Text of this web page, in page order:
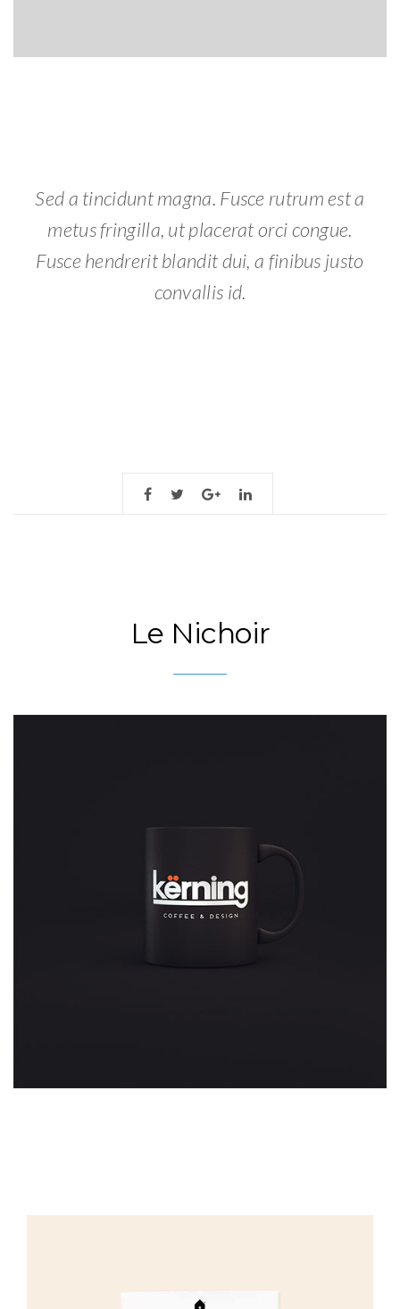
Sed a tincidunt magna. Fusce rutrum est a
metus fringilla, ut placerat orci congue.
Fusce hendrerit blandit dui, a finibus justo
convallis id.
Le Nichoir